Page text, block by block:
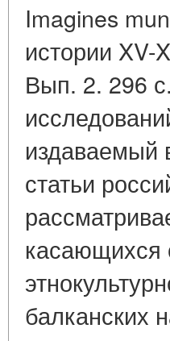
Imagines
истории XV-
Вып. 2. 296
издаваемый
статьи
касающихся
балканских